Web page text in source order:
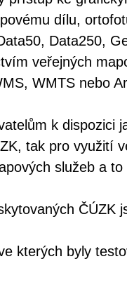
dílu,
Data250,
veřejných
WMTS nebo
k dispozici
, tak pro využití
služeb a
ČÚZK
kterých byly